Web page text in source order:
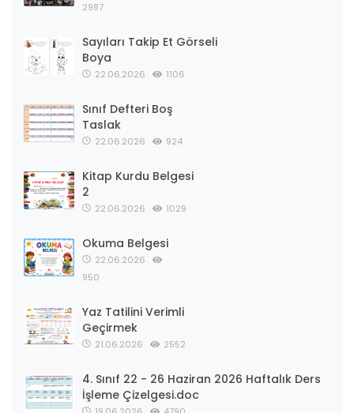
2987
Sayıları Takip Et Görseli
Boya
22.06.2026 1106
Sınıf Defteri Boş
Taslak
22.06.2026 924
Kitap Kurdu Belgesi
2
22.06.2026 1029
Okuma Belgesi
22.06.2026
950
Yaz Tatilini Verimli
Geçirmek
21.06.2026 2552
4. Sınıf 22 - 26 Haziran 2026 Haftalık Ders
İşleme Çizelgesi.doc